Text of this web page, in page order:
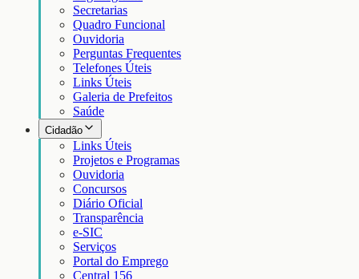
Secretarias
Quadro Funcional
Ouvidoria
Perguntas Frequentes
Telefones Úteis
Links Úteis
Galeria de Prefeitos
Saúde
Cidadão
Links Úteis
Projetos e Programas
Ouvidoria
Concursos
Diário Oficial
Transparência
e-SIC
Serviços
Portal do Emprego
Central 156